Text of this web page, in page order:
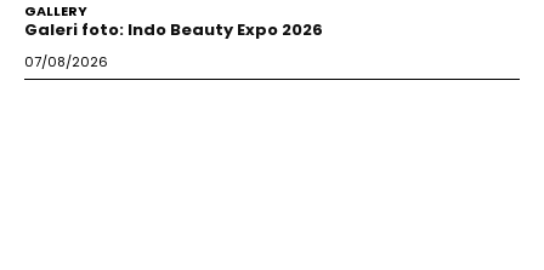
GALLERY
Galeri foto: Indo Beauty Expo 2026
07/08/2026